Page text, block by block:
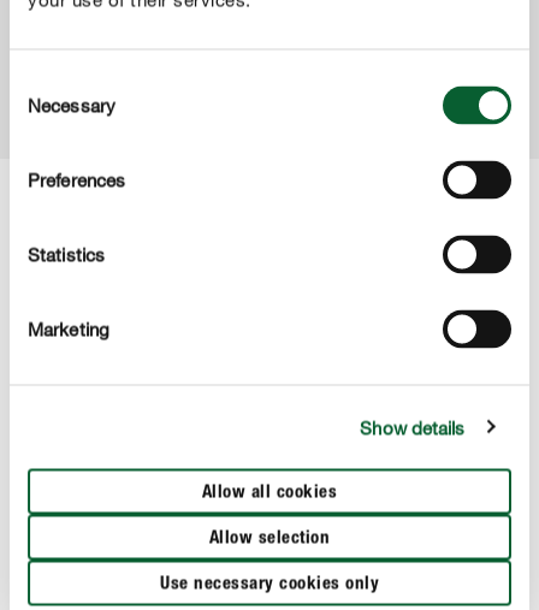
Selection
Necessary
Preferences
Statistics
Marketing
Show details
Allow all cookies
Allow selection
Use necessary cookies only
schwachzehrenden Gemüsepflanzen in Ihrem Hochbeet
4. Erdmiete für die Ernte